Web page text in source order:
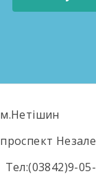
м.Нетішин
проспект
Тел:(03842)9-